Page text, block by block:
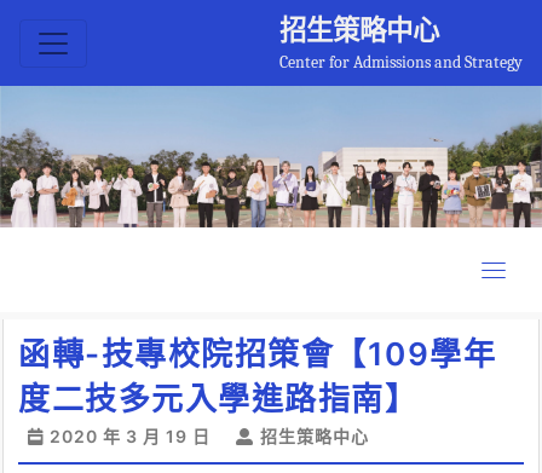
招生策略中心
Center for Admissions and Strategy
函轉-技專校院招策會【109學年
度二技多元入學進路指南】
2020 年 3 月 19 日 招生策略中心